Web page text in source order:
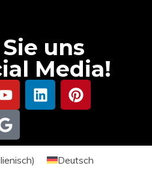
uns
Media!
) Deutsch